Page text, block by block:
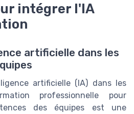
intégrer l'IA
artificielle dans les
artificielle (IA) dans les
professionnelle pour
des équipes est une